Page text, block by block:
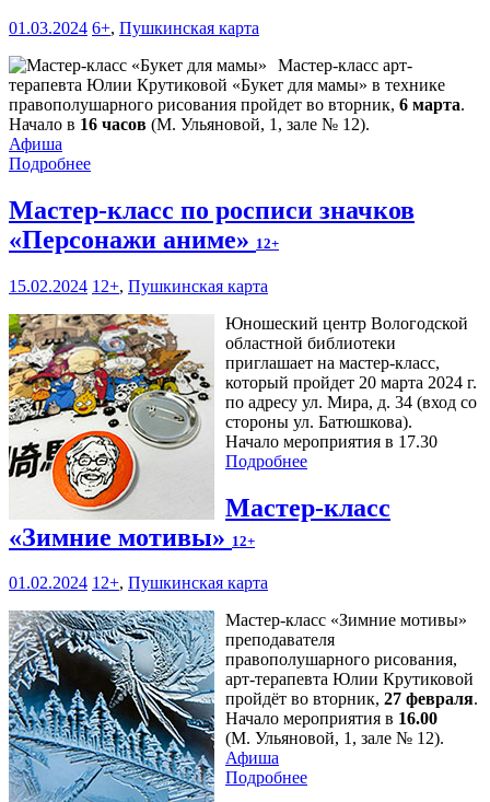
01.03.2024 6+, Пушкинская карта
Мастер-класс арт-
терапевта Юлии Крутиковой «Букет для мамы» в технике
правополушарного рисования пройдет во вторник, 6 марта.
Начало в 16 часов (М. Ульяновой, 1, зале № 12).
Афиша
Подробнее
Мастер-класс по росписи значков
«Персонажи аниме» 12+
15.02.2024 12+, Пушкинская карта
Юношеский центр Вологодской
областной библиотеки
приглашает на мастер-класс,
который пройдет 20 марта 2024 г.
по адресу ул. Мира, д. 34 (вход со
стороны ул. Батюшкова).
Начало мероприятия в 17.30
Подробнее
Мастер-класс
«Зимние мотивы» 12+
01.02.2024 12+, Пушкинская карта
Мастер-класс «Зимние мотивы»
преподавателя
правополушарного рисования,
арт-терапевта Юлии Крутиковой
пройдёт во вторник, 27 февраля.
Начало мероприятия в 16.00
(М. Ульяновой, 1, зале № 12).
Афиша
Подробнее